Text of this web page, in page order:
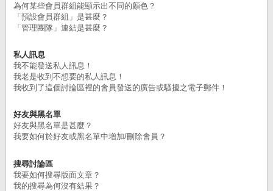
為何某些會員群組能顯示出不同的顏色？
「預設會員群組」是甚麼？
「管理團隊」連結是甚麼？
私人訊息
我不能發送私人訊息！
我老是收到不想要的私人訊息！
我收到了這個討論區裡的會員發送的廣告或騷擾之電子郵件！
好友與黑名單
好友與黑名單是甚麼？
我要如何於好友或黑名單中增加/刪除會員？
搜尋討論區
我要如何搜尋版面文章？
我的搜尋為何沒有結果？